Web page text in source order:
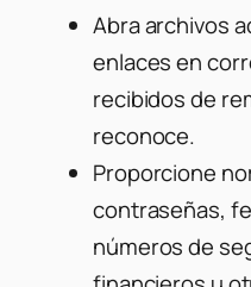
Abra archivos
enlaces en
recibidos de
reconoce.
Proporcione
contraseñas,
números de